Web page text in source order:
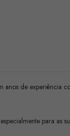
de experiência
para as